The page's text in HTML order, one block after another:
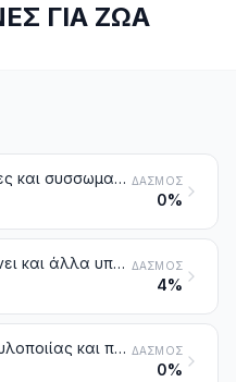
ΓΙΑ ΖΩΑ
Αλεύρια, σκόνες και συσσωματώματα με μορφή σβόλων, από κρέας, παραπροϊόντα σφαγίων, ψάρια ή καρκινοειδή (μαλακόστρακα), μαλάκια ή άλλα ασπόνδυλα υδρόβια ακατάλληλα για τη διατροφή του ανθρώπου. Ινώδη κατάλοιπα ξιγκιών ΔΑΣΜΌΣ
0%
Πίτουρα εν γένει και άλλα υπολείμματα, έστω και συσσωματωμένα με μορφή σβόλων, από το κοσκίνισμα, το άλεσμα ή άλλες κατεργασίες των δημητριακών ή οσπριοειδών ΔΑΣΜΌΣ
4%
Κατάλοιπα αμυλοποιίας και παρόμοια κατάλοιπα, πολτοί τεύτλων, υπολείμματα ζαχαροκάλαμου και άλλα απορρίμματα ζαχαροποιίας, υπολείμματα και απορρίμματα ζυθοποιίας ή οινοπνευματοποιίας, έστω και συσσωματωμένα με μορφή σβόλων ΔΑΣΜΌΣ
0%